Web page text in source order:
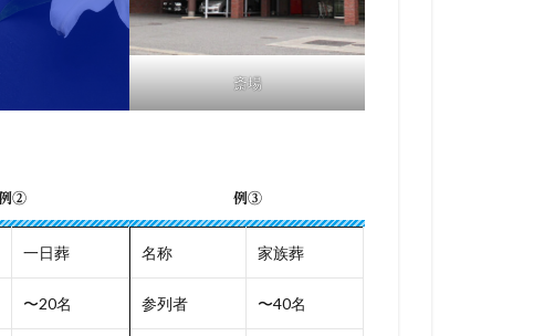
斎場
②
一日葬
〜20名
例③
名称 家族葬
参列者 〜40名